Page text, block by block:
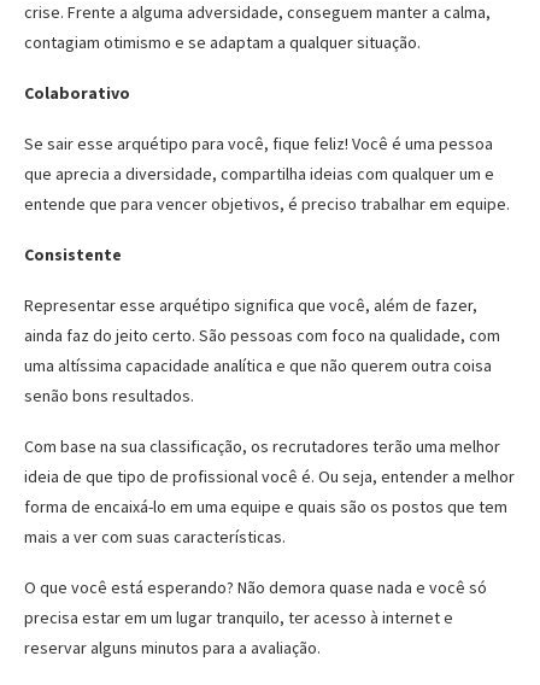
crise. Frente a alguma adversidade, conseguem manter a calma,
contagiam otimismo e se adaptam a qualquer situação.
Colaborativo
Se sair esse arquétipo para você, fique feliz! Você é uma pessoa
que aprecia a diversidade, compartilha ideias com qualquer um e
entende que para vencer objetivos, é preciso trabalhar em equipe.
Consistente
Representar esse arquétipo significa que você, além de fazer,
ainda faz do jeito certo. São pessoas com foco na qualidade, com
uma altíssima capacidade analítica e que não querem outra coisa
senão bons resultados.
Com base na sua classificação, os recrutadores terão uma melhor
ideia de que tipo de profissional você é. Ou seja, entender a melhor
forma de encaixá-lo em uma equipe e quais são os postos que tem
mais a ver com suas características.
O que você está esperando? Não demora quase nada e você só
precisa estar em um lugar tranquilo, ter acesso à internet e
reservar alguns minutos para a avaliação.